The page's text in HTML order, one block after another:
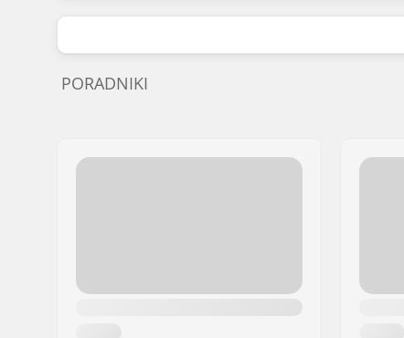
PORADNIKI